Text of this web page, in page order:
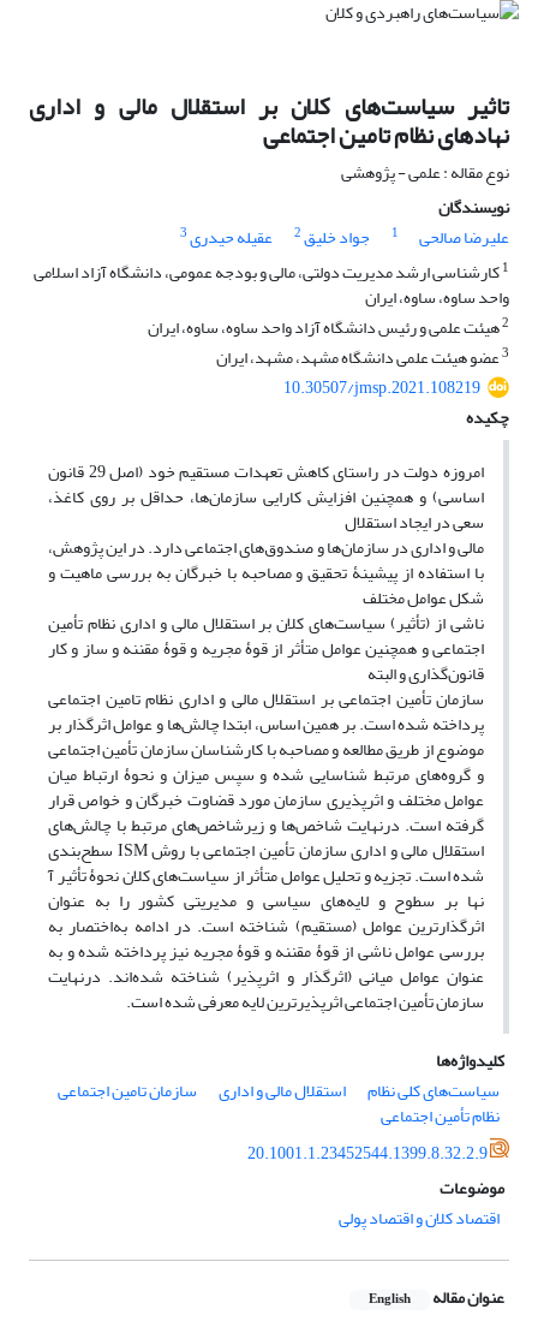
تاثیر سیاست‌های کلان بر استقلال مالی و اداری
نهادهای نظام تامین اجتماعی
نوع مقاله : علمی - پژوهشی
نویسندگان
علیرضا صالحی
1 جواد خلیق2 عقیله حیدری3
1کارشناسی ارشد مدیریت دولتی، مالی و بودجه عمومی، دانشگاه آزاد اسلامی
واحد ساوه، ساوه، ایران
2هیئت علمی و رئیس دانشگاه آزاد واحد ساوه، ساوه، ایران
3عضو هیئت علمی دانشگاه مشهد، مشهد، ایران
10.30507/jmsp.2021.108219
چکیده
امروزه دولت در راستای کاهش تعهدات مستقیم خود (اصل 29 قانون
اساسی) و همچنین افزایش کارایی سازمان‌ها، حداقل بر روی کاغذ،
سعی در ایجاد استقلال
مالی و اداری در سازمان‌ها و صندوق‌های اجتماعی دارد. در این پژوهش،
با استفاده از پیشینۀ تحقیق و مصاحبه با خبرگان به بررسی ماهیت و
شکل عوامل مختلف
ناشی از (تأثیر) سیاست‌های کلان بر استقلال مالی و اداری نظام تأمین
اجتماعی و همچنین عوامل متأثر از قوۀ مجریه و قوۀ مقننه و ساز و کار
قانون‌گذاری و البته
سازمان تأمین اجتماعی بر استقلال مالی و اداری نظام تامین اجتماعی
پرداخته شده است. بر همین اساس، ابتدا چالش‌ها و عوامل اثرگذار بر
موضوع از طریق مطالعه و مصاحبه با کارشناسان سازمان تأمین اجتماعی
و گروه‌های مرتبط شناسایی شده و سپس میزان و نحوۀ ارتباط میان
عوامل مختلف و اثرپذیری سازمان مورد قضاوت خبرگان و خواص قرار
گرفته است. درنهایت شاخص‌ها و زیرشاخص‌های مرتبط با چالش‌های
استقلال مالی و اداری سازمان تأمین اجتماعی با روش ISM سطح‌بندی
شده است. تجزیه و تحلیل عوامل متأثر از سیاست‌های کلان نحوۀ تأثیر آ
نها بر سطوح و لایه‌های سیاسی و مدیریتی کشور را به عنوان
اثرگذارترین عوامل (مستقیم) شناخته است. در ادامه به‌اختصار به
بررسی عوامل ناشی از قوۀ مقننه و قوۀ مجریه نیز پرداخته شده و به
عنوان عوامل میانی (اثرگذار و اثرپذیر) شناخته شده‌اند. درنهایت
سازمان تأمین اجتماعی اثرپذیرترین لایه معرفی شده است.
کلیدواژه‌ها
سیاست‌های کلی نظام
استقلال مالی و اداری سازمان تامین اجتماعی
نظام تأمین اجتماعی
20.1001.1.23452544.1399.8.32.2.9
موضوعات
اقتصاد کلان و اقتصاد پولی
عنوان مقاله English